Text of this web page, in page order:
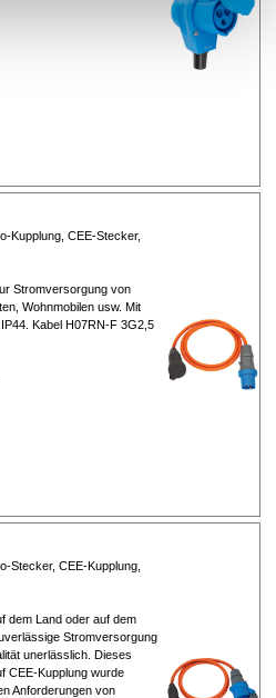
Kupplung, CEE-Stecker,
Stromversorgung von
Wohnmobilen usw. Mit
Kabel H07RN-F 3G2,5
Stecker, CEE-Kupplung,
dem Land oder auf dem
Stromversorgung
unerlässlich. Dieses
CEE-Kupplung wurde
Anforderungen von